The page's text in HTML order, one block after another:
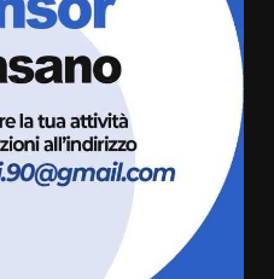
e Mobilità
premiati gli studenti
del bando “La strada
07:15
Musica di
nuovo
con “Fasano in